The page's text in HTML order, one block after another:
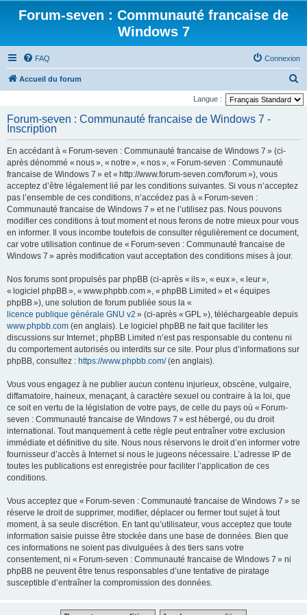
Forum-seven : Communauté francaise de
Windows 7
FAQ Connexion
Accueil du forum
e
Langue :
Forum-seven : Communauté francaise de Windows 7 -
Inscription
En accédant à « Forum-seven : Communauté francaise de Windows 7 » (ci-
après dénommé « nous », « notre », « nos », « Forum-seven : Communauté
francaise de Windows 7 » et « http://www.forum-seven.com/forum »), vous
acceptez d’être légalement lié par les conditions suivantes. Si vous n’acceptez
pas l’ensemble de ces conditions, n’accédez pas à « Forum-seven :
Communauté francaise de Windows 7 » et ne l’utilisez pas. Nous pouvons
modifier ces conditions à tout moment et nous ferons de notre mieux pour vous
en informer. Il vous incombe toutefois de consulter régulièrement ce document,
car votre utilisation continue de « Forum-seven : Communauté francaise de
Windows 7 » après modification vaut acceptation des conditions mises à jour.
Nos forums sont propulsés par phpBB (ci-après « ils », « eux », « leur »,
« logiciel phpBB », « www.phpbb.com », « phpBB Limited » et « équipes
phpBB »), une solution de forum publiée sous la «
licence publique générale GNU v2 » (ci-après « GPL »), téléchargeable depuis
www.phpbb.com (en anglais). Le logiciel phpBB ne fait que faciliter les
discussions sur Internet ; phpBB Limited n’est pas responsable du contenu ni
du comportement autorisés ou interdits sur ce site. Pour plus d’informations sur
phpBB, consultez : https://www.phpbb.com/(en anglais).
Vous vous engagez à ne publier aucun contenu injurieux, obscène, vulgaire,
diffamatoire, haineux, menaçant, à caractère sexuel ou contraire à la loi, que
ce soit en vertu de la législation de votre pays, de celle du pays où « Forum-
seven : Communauté francaise de Windows 7 » est hébergé, ou du droit
international. Tout manquement à cette règle peut entraîner votre exclusion
immédiate et définitive du site. Nous nous réservons le droit d’en informer votre
fournisseur d’accès à Internet si nous le jugeons nécessaire. L’adresse IP de
toutes les publications est enregistrée pour faciliter l’application de ces
conditions.
Vous acceptez que « Forum-seven : Communauté francaise de Windows 7 » se
réserve le droit de supprimer, modifier, déplacer ou fermer tout sujet à tout
moment, à sa seule discrétion. En tant qu’utilisateur, vous acceptez que toute
information saisie puisse être stockée dans une base de données. Bien que
ces informations ne soient pas divulguées à des tiers sans votre
consentement, ni « Forum-seven : Communauté francaise de Windows 7 » ni
phpBB ne peuvent être tenus responsables d’une tentative de piratage
susceptible d’entraîner la compromission des données.